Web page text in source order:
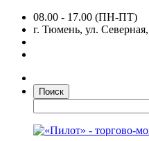
08.00 - 17.00 (ПН-ПТ)
г. Тюмень, ул.
Поиск